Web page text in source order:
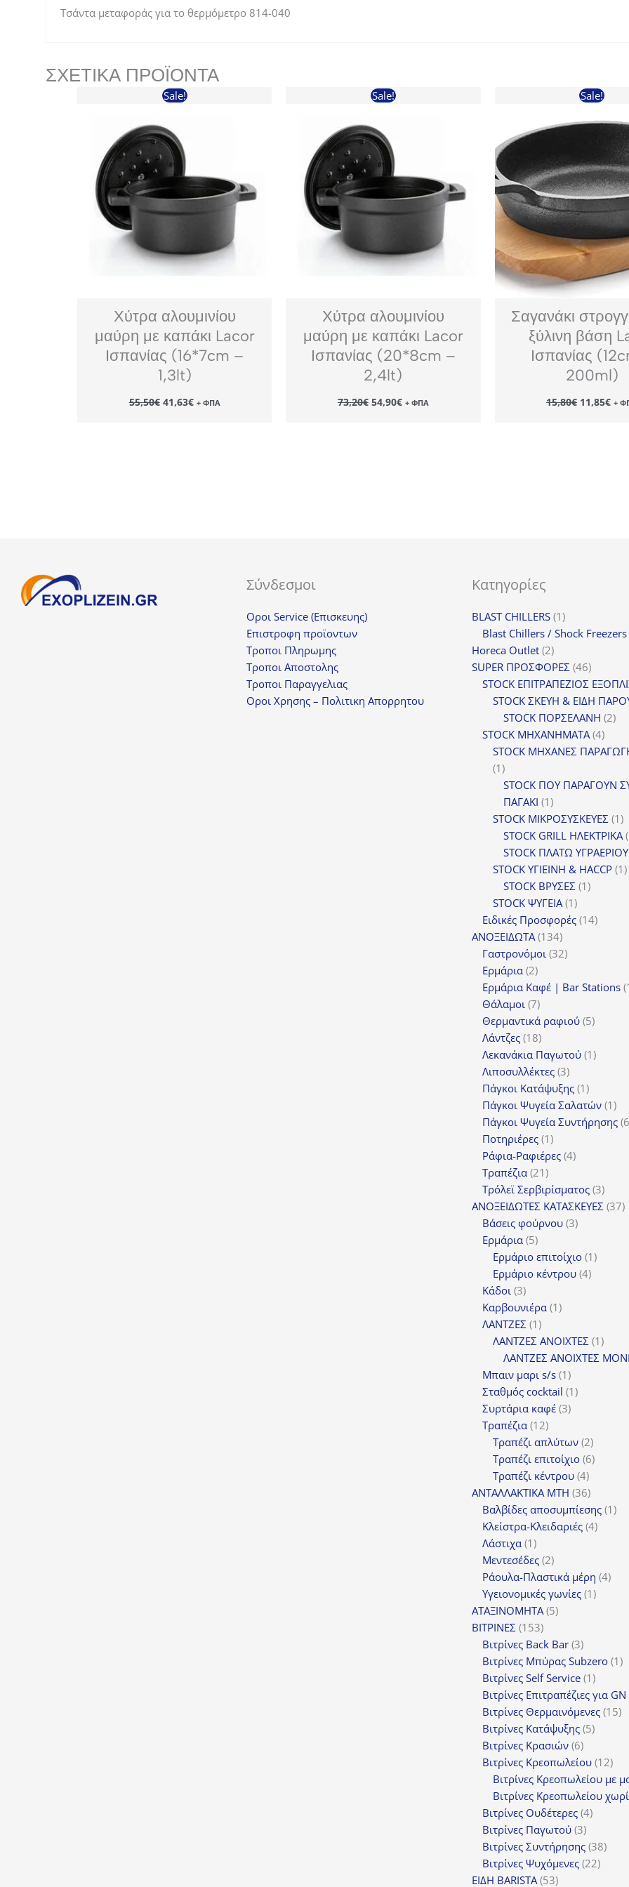
Τσάντα μεταφοράς για το θερμόμετρο 814-040
ΣΧΕΤΙΚΆ ΠΡΟΪΌΝΤΑ
Sale!
Χύτρα αλουμινίου
μαύρη με καπάκι Lacor
Ισπανίας (16*7cm –
1,3lt)
55,50€ Original
price
41,63€Η
τρέχουσα
+ ΦΠΑ
Sale!
Χύτρα αλουμινίου
μαύρη με καπάκι Lacor
Ισπανίας (20*8cm –
2,4lt)
73,20€ Original
price
54,90€Η
τρέχουσα
+ ΦΠΑ
Sale!
Σαγανάκι
ξύλινη βάση
Ισπανίας
200ml)
15,80€ Original
price
11,85€Η+
Σύνδεσμοι
Οροι Service (Επισκευης)
Επιστροφη προϊοντων
Τροποι Πληρωμης
Τροποι Αποστολης
Τροποι Παραγγελιας
Οροι Χρησης – Πολιτικη Απορρητου
Κατηγορίες
BLAST CHILLERS 11
προϊόν
Blast Chillers / Shock Freezers
Horeca Outlet 22
προϊόντα
SUPER ΠΡΟΣΦΟΡΕΣ 4646
STOCK ΕΠΙΤΡΑΠΕΖΙΟΣ
STOCK ΣΚΕΥΗ & ΕΙΔΗ
STOCK ΠΟΡΣΕΛΑΝΗ 22
STOCK ΜΗΧΑΝΗΜΑΤΑ 44
STOCK ΜΗΧΑΝΕΣ
11
προϊόν
STOCK ΠΟΥ ΠΑΡΑΓΟΥΝ
ΠΑΓΑΚΙ 11
προϊόν
STOCK ΜΙΚΡΟΣΥΣΚΕΥΕΣ 11
STOCK GRILL ΗΛΕΚΤΡΙΚΑ
STOCK ΠΛΑΤΩ ΥΓΡΑΕΡΙΟΥ
STOCK ΥΓΙΕΙΝΗ & HACCP 11
STOCK ΒΡΥΣΕΣ 11
STOCK ΨΥΓΕΙΑ 11
προϊόν
Ειδικές Προσφορές 1414
ΑΝΟΞΕΙΔΩΤΑ 134134
προϊόντα
Γαστρονόμοι 3232
Ερμάρια 22
προϊόντα
Ερμάρια Καφέ | Bar Stations
Θάλαμοι 77
προϊόντα
Θερμαντικά ραφιού 55
Λάντζες 1818
προϊόντα
Λεκανάκια Παγωτού 11
Λιποσυλλέκτες 33
προϊόντα
Πάγκοι Κατάψυξης 11
προϊόν
Πάγκοι Ψυγεία Σαλατών 11
Πάγκοι Ψυγεία Συντήρησης 6
Ποτηριέρες 11
προϊόν
Ράφια-Ραφιέρες 44
Τραπέζια 2121
προϊόντα
Τρόλεϊ Σερβιρίσματος 33
ΑΝΟΞΕΙΔΩΤΕΣ ΚΑΤΑΣΚΕΥΕΣ 3737
Βάσεις φούρνου 33
Ερμάρια 55
προϊόντα
Ερμάριο επιτοίχιο 11
Ερμάριο κέντρου 44
Κάδοι 33
προϊόντα
Καρβουνιέρα 11
ΛΑΝΤΖΕΣ 11
προϊόν
ΛΑΝΤΖΕΣ ΑΝΟΙΧΤΕΣ 11
ΛΑΝΤΖΕΣ ΑΝΟΙΧΤΕΣ
Μπαιν μαρι s/s 11
προϊόν
Σταθμός cocktail 11
Συρτάρια καφέ 33
Τραπέζια 1212
προϊόντα
Τραπέζι απλύτων 22
προϊόντα
Τραπέζι επιτοίχιο 66
Τραπέζι κέντρου 44
προϊόντα
ΑΝΤΑΛΛΑΚΤΙΚΑ MTH 3636
προϊόντα
Βαλβίδες αποσυμπίεσης 11
Κλείστρα-Κλειδαριές 44
Λάστιχα 11
προϊόν
Μεντεσέδες 22
προϊόντα
Ράουλα-Πλαστικά μέρη 44
Υγειονομικές γωνίες 11
ΑΤΑΞΙΝΟΜΗΤΑ 55
ΒΙΤΡΙΝΕΣ 153153
προϊόντα
Βιτρίνες Back Bar 33
προϊόντα
Βιτρίνες Mπύρας Subzero 11
Βιτρίνες Self Service 11
προϊόν
Βιτρίνες Επιτραπέζιες για GN
Βιτρίνες Θερμαινόμενες 1515
Βιτρίνες Κατάψυξης 55
Βιτρίνες Κρασιών 66
προϊόντα
Βιτρίνες Κρεοπωλείου 1212
Βιτρίνες Κρεοπωλείου με
Βιτρίνες Κρεοπωλείου
Βιτρίνες Ουδέτερες 44
Βιτρίνες Παγωτού 33
προϊόντα
Βιτρίνες Συντήρησης 3838
Βιτρίνες Ψυχόμενες 2222
ΕΙΔΗ BARISTA 5353